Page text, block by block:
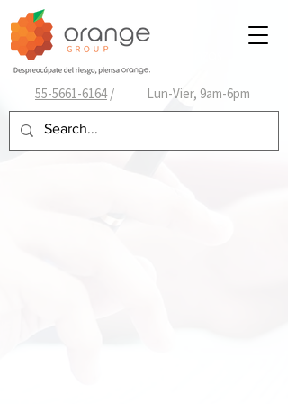
Orange Group Seguros y Fianzas
55-5661-6164/ Lun-Vier, 9am-6pm